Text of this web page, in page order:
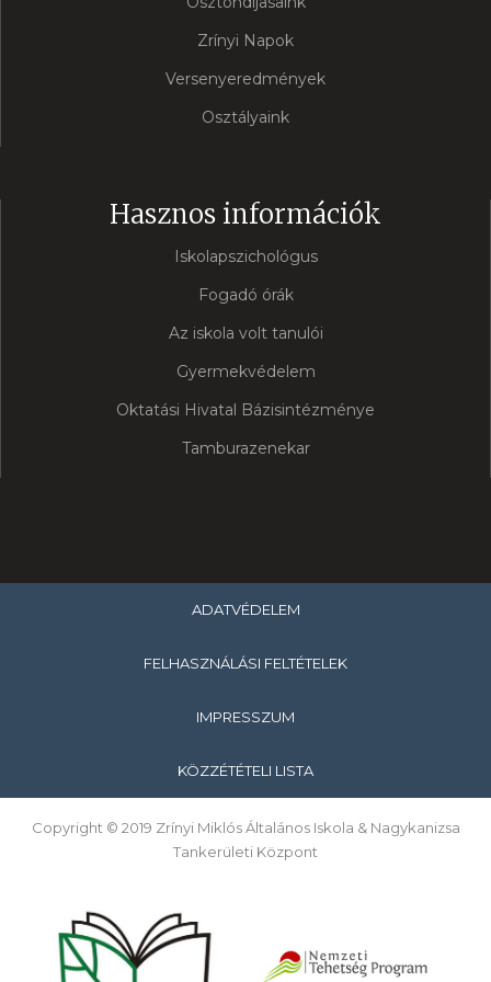
Zrínyi Napok
Versenyeredmények
Osztályaink
Hasznos információk
Iskolapszichológus
Fogadó órák
Az iskola volt tanulói
Gyermekvédelem
Oktatási Hivatal Bázisintézménye
Tamburazenekar
ADATVÉDELEM
FELHASZNÁLÁSI FELTÉTELEK
IMPRESSZUM
KÖZZÉTÉTELI LISTA
Copyright © 2019 Zrínyi Miklós Általános Iskola & Nagykanizsa
Tankerületi Központ